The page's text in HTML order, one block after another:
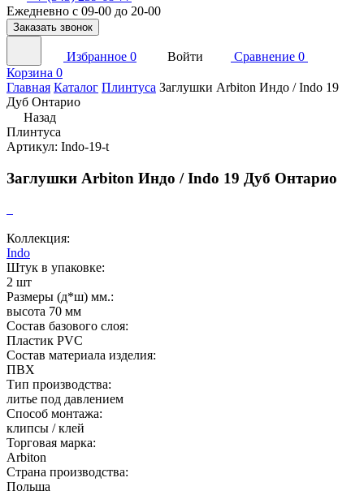
Ежедневно с 09-00 до 20-00
Заказать звонок
Избранное 0 Войти Сравнение 0
Корзина 0
Главная Каталог Плинтуса Заглушки Arbiton Индо / Indo 19
Дуб Онтарио
Назад
Плинтуса
Артикул: Indo-19-t
Заглушки Arbiton Индо / Indo 19 Дуб Онтарио
Коллекция:
Indo
Штук в упаковке:
2 шт
Размеры (д*ш) мм.:
высота 70 мм
Состав базового слоя:
Пластик PVC
Состав материала изделия:
ПВХ
Тип производства:
литье под давлением
Способ монтажа:
клипсы / клей
Торговая марка:
Arbiton
Страна производства:
Польша